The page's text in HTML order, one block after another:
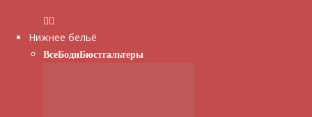
Нижнее бельё
ВсеБодиБюстгальтеры